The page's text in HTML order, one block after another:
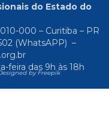
do Estado do
000 – Curitiba – PR
(WhatsAPP) –
feira das 9h às 18h
by Freepik